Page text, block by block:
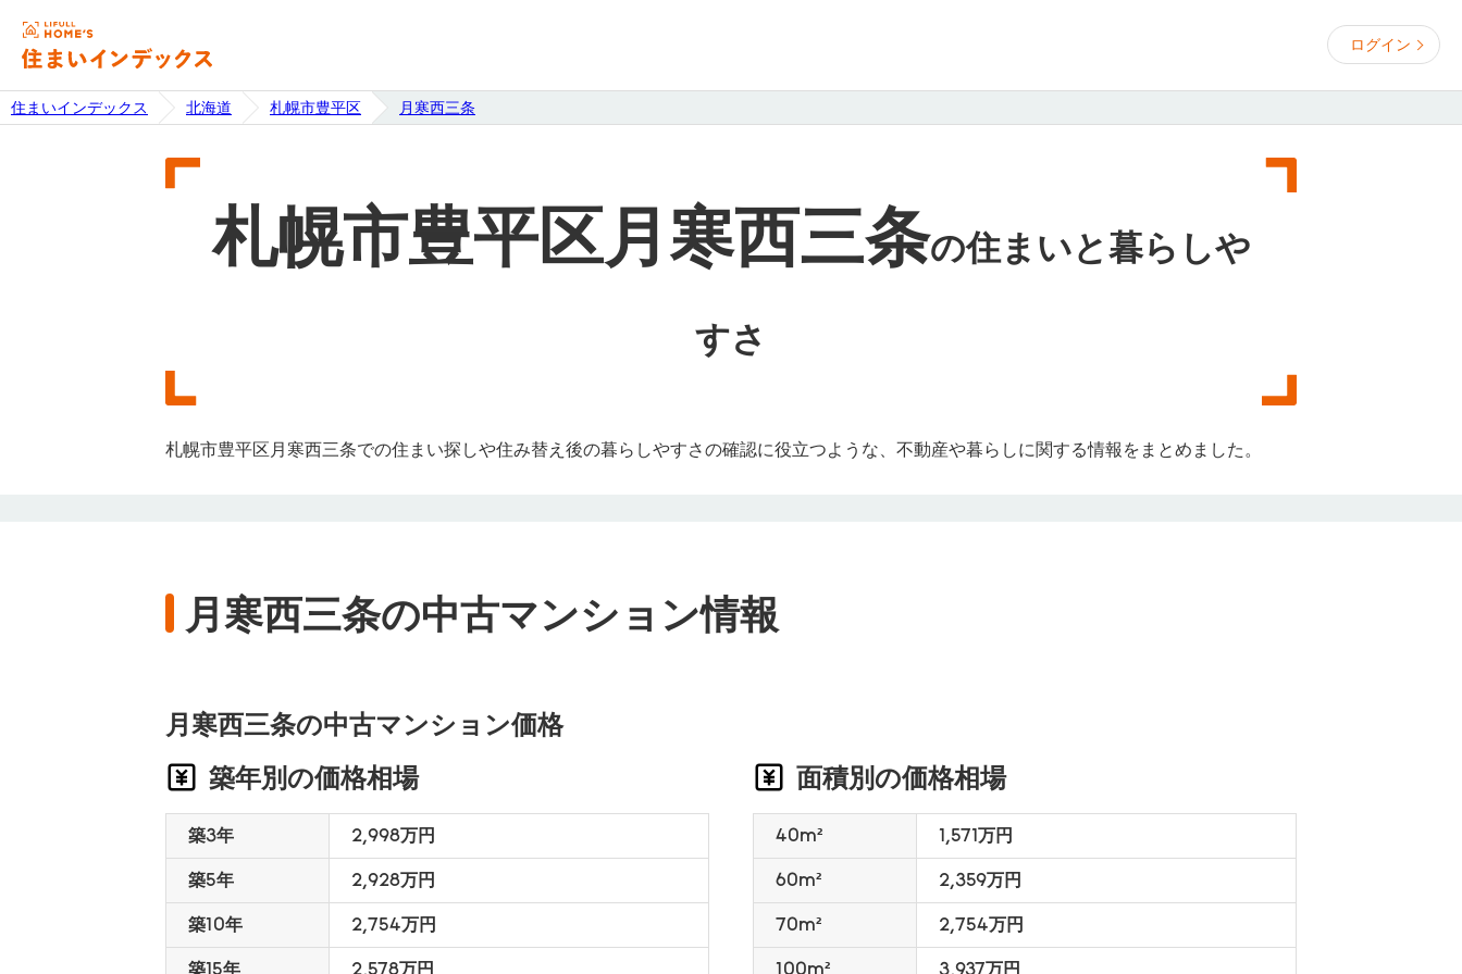
ログイン
住まいインデックス 北海道 札幌市豊平区 月寒西三条
札幌市豊平区月寒西三条の住まいと暮らしや
すさ
札幌市豊平区月寒西三条での住まい探しや住み替え後の暮らしやすさの確認に役立つような、不動産や暮らしに関する情報をまとめました。
月寒西三条の中古マンション情報
月寒西三条の中古マンション価格
築年別の価格相場
築3年 2,998万円
築5年 2,928万円
築10年 2,754万円
築15年 2,578万円
面積別の価格相場
40m² 1,571万円
60m² 2,359万円
70m² 2,754万円
100m² 3,937万円